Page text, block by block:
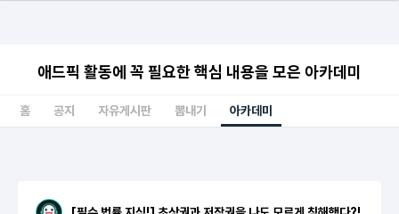
애드픽 활동에 꼭 필요한 핵심 내용을 모은 아카데미
홈 공지 자유게시판 뽐내기 아카데미